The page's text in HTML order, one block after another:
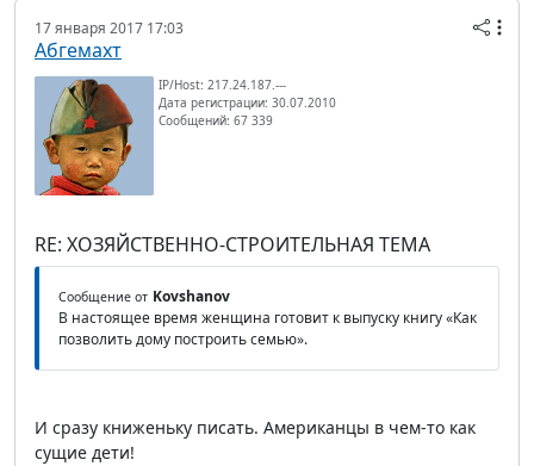
17 января 2017 17:03
Абгемахт
IP/Host: 217.24.187.---
Дата регистрации: 30.07.2010
Сообщений: 67 339
RE: ХОЗЯЙСТВЕННО-СТРОИТЕЛЬНАЯ ТЕМА
Сообщение от Kovshanov
В настоящее время женщина готовит к выпуску книгу «Как
позволить дому построить семью».
И сразу книженьку писать. Американцы в чем-то как
сущие дети!